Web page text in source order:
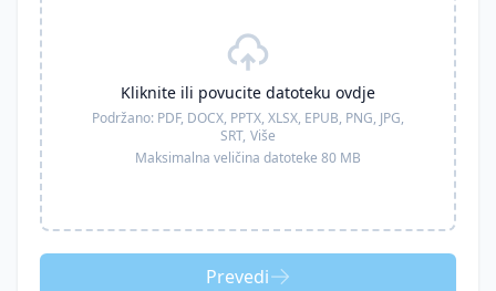
Kliknite ili povucite datoteku ovdje
Podržano: PDF, DOCX, PPTX, XLSX, EPUB, PNG, JPG,
SRT, Više
Maksimalna veličina datoteke 80 MB
Prevedi